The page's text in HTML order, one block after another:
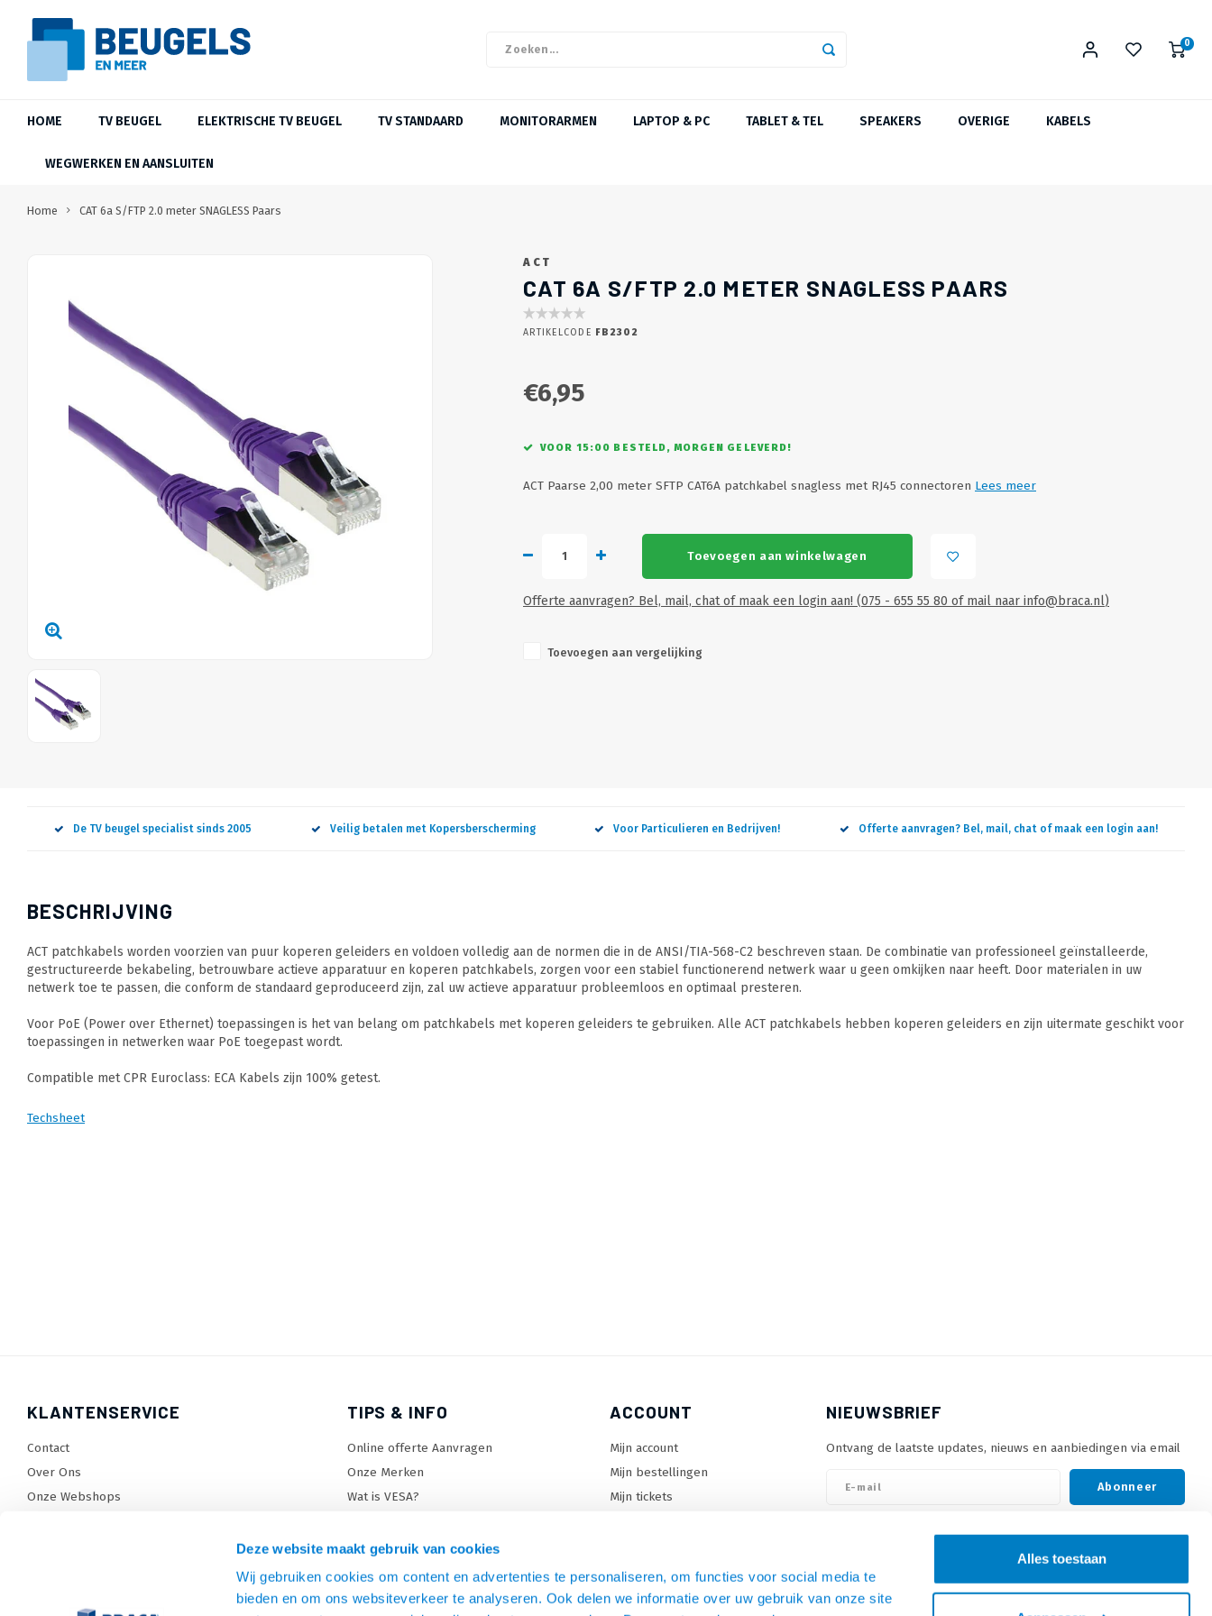
Deze website maakt gebruik van cookies
Wij gebruiken cookies om content en advertenties te personaliseren, om functies voor social media te
bieden en om ons websiteverkeer te analyseren. Ook delen we informatie over uw gebruik van onze site
Alles toestaan
0
HOME TV BEUGEL ELEKTRISCHE TV BEUGEL TV STANDAARD MONITORARMEN LAPTOP & PC TABLET & TEL SPEAKERS OVERIGE KABELS
WEGWERKEN EN AANSLUITEN
Home CAT 6a S/FTP 2.0 meter SNAGLESS Paars
ACT
CAT 6A S/FTP 2.0 METER SNAGLESS PAARS
ARTIKELCODE FB2302
€6,95
VOOR 15:00 BESTELD, MORGEN GELEVERD!
ACT Paarse 2,00 meter SFTP CAT6A patchkabel snagless met RJ45 connectoren Lees meer
Toevoegen aan winkelwagen
Offerte aanvragen? Bel, mail, chat of maak een login aan! (075 - 655 55 80 of mail naar info@braca.nl)
Toevoegen aan vergelijking
De TV beugel specialist sinds 2005 Veilig betalen met Kopersberscherming Voor Particulieren en Bedrijven! Offerte aanvragen? Bel, mail, chat of maak een login aan!
BESCHRIJVING
ACT patchkabels worden voorzien van puur koperen geleiders en voldoen volledig aan de normen die in de ANSI/TIA-568-C2 beschreven staan. De combinatie van professioneel geïnstalleerde,
gestructureerde bekabeling, betrouwbare actieve apparatuur en koperen patchkabels, zorgen voor een stabiel functionerend netwerk waar u geen omkijken naar heeft. Door materialen in uw
netwerk toe te passen, die conform de standaard geproduceerd zijn, zal uw actieve apparatuur probleemloos en optimaal presteren.
Voor PoE (Power over Ethernet) toepassingen is het van belang om patchkabels met koperen geleiders te gebruiken. Alle ACT patchkabels hebben koperen geleiders en zijn uitermate geschikt voor
toepassingen in netwerken waar PoE toegepast wordt.
Compatible met CPR Euroclass: ECA Kabels zijn 100% getest.
Techsheet
KLANTENSERVICE
Contact
Over Ons
Onze Webshops
TIPS & INFO
Online offerte Aanvragen
Onze Merken
Wat is VESA?
TV standaard keuzehulp
TV lift keuzehulp
Monitorarm keuzehulp
ACCOUNT
Mijn account
Mijn bestellingen
Mijn tickets
NIEUWSBRIEF
Ontvang de laatste updates, nieuws en aanbiedingen via email
Abonneer